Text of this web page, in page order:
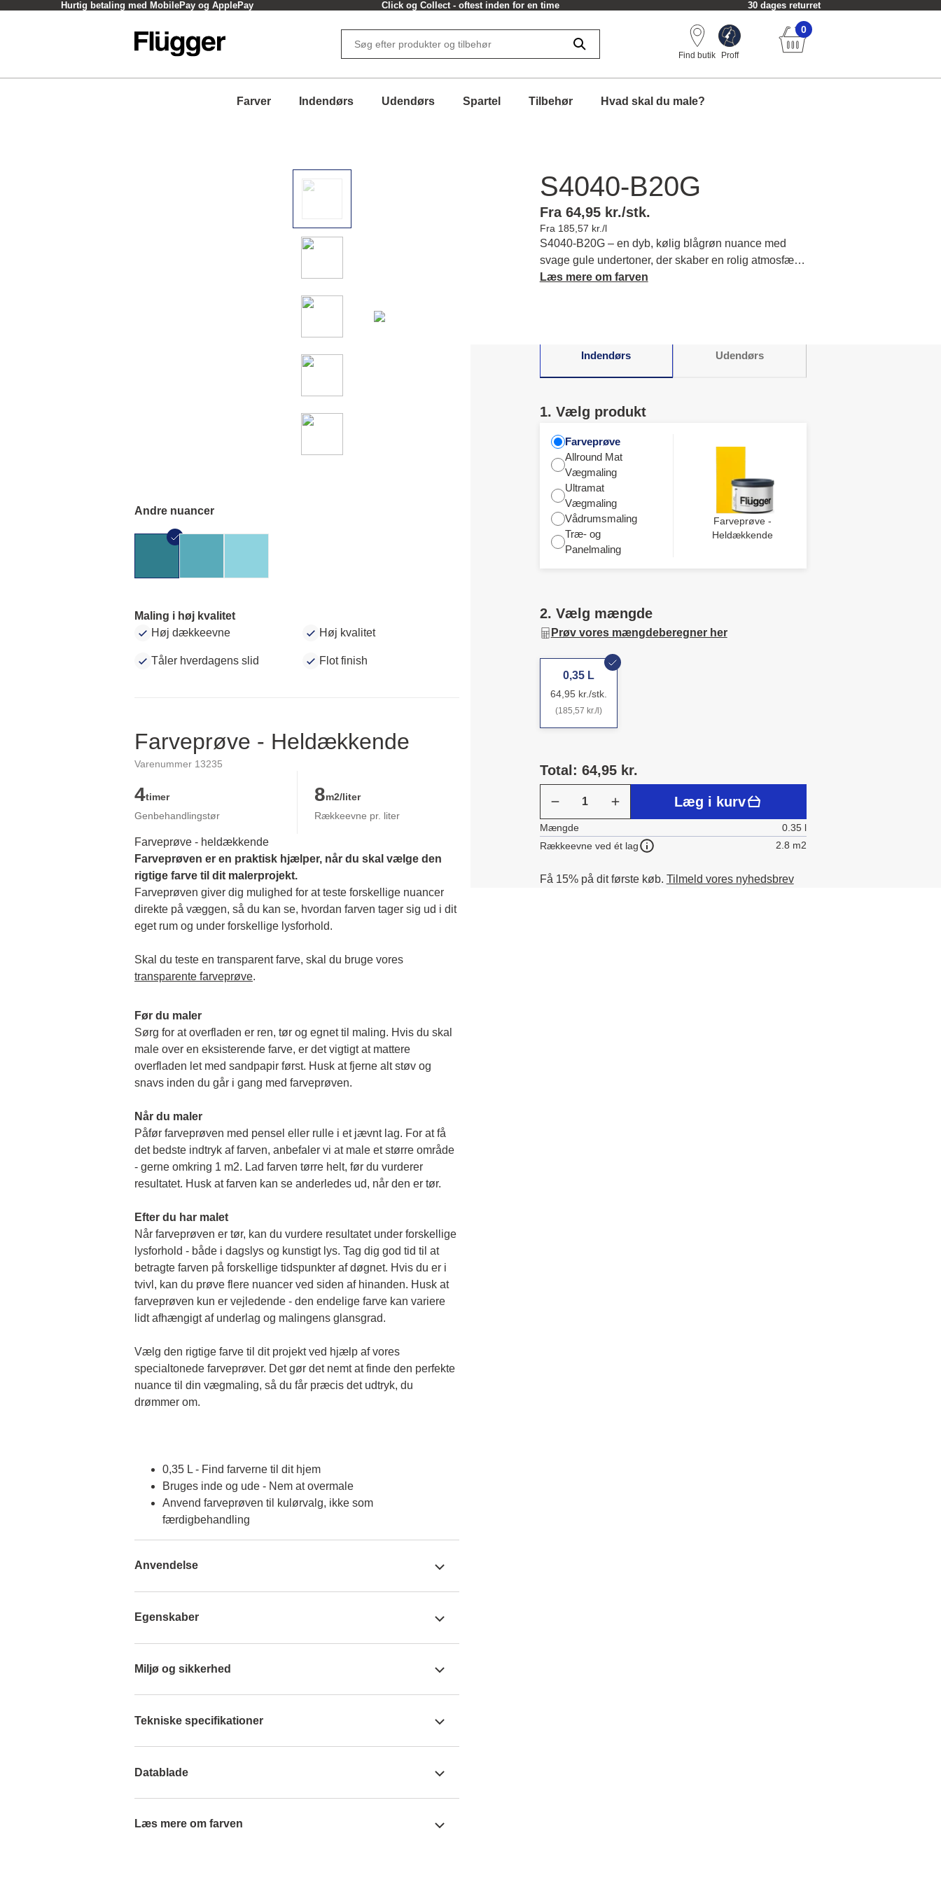
Hurtig betaling med MobilePay og ApplePay Click og Collect - oftest inden for en time 30 dages returret
Find butik Proff
0
Farver Indendørs Udendørs Spartel Tilbehør Hvad skal du male?
Andre nuancer
Maling i høj kvalitet
Høj dækkeevne
Høj kvalitet
Tåler hverdagens slid Flot finish
Farveprøve - Heldækkende
Varenummer 13235
4timer
Genbehandlingstør
8m2/liter
Rækkeevne pr. liter
Farveprøve - heldækkende
Farveprøven er en praktisk hjælper, når du skal vælge den
rigtige farve til dit malerprojekt.
Farveprøven giver dig mulighed for at teste forskellige nuancer
direkte på væggen, så du kan se, hvordan farven tager sig ud i dit
eget rum og under forskellige lysforhold.
transparente farveprøve.
Før du maler
Sørg for at overfladen er ren, tør og egnet til maling. Hvis du skal
male over en eksisterende farve, er det vigtigt at mattere
overfladen let med sandpapir først. Husk at fjerne alt støv og
snavs inden du går i gang med farveprøven.
Når du maler
Påfør farveprøven med pensel eller rulle i et jævnt lag. For at få
det bedste indtryk af farven, anbefaler vi at male et større område
- gerne omkring 1 m2. Lad farven tørre helt, før du vurderer
resultatet. Husk at farven kan se anderledes ud, når den er tør.
Efter du har malet
Når farveprøven er tør, kan du vurdere resultatet under forskellige
lysforhold - både i dagslys og kunstigt lys. Tag dig god tid til at
betragte farven på forskellige tidspunkter af døgnet. Hvis du er i
tvivl, kan du prøve flere nuancer ved siden af hinanden. Husk at
farveprøven kun er vejledende - den endelige farve kan variere
lidt afhængigt af underlag og malingens glansgrad.
Vælg den rigtige farve til dit projekt ved hjælp af vores
specialtonede farveprøver. Det gør det nemt at finde den perfekte
nuance til din vægmaling, så du får præcis det udtryk, du
drømmer om.
0,35 L - Find farverne til dit hjem
Bruges inde og ude - Nem at overmale
Anvend farveprøven til kulørvalg, ikke som
færdigbehandling
Anvendelse
Egenskaber
Miljø og sikkerhed
Tekniske specifikationer
Datablade
Læs mere om farven
S4040-B20G
Fra 64,95 kr./stk.
Fra 185,57 kr./l
S4040-B20G – en dyb, kølig blågrøn nuance med
svage gule undertoner, der skaber en rolig atmosfære
i dine rum. Læs mere om farvens karakter og
Læs mere om farven
Indendørs Udendørs
1. Vælg produkt
Farveprøve
Allround Mat
Vægmaling
Ultramat
Vægmaling
Vådrumsmaling
Træ- og
Panelmaling
Farveprøve -
Heldækkende
2. Vælg mængde
Prøv vores mængdeberegner her
0,35 L
64,95 kr./stk.
(185,57 kr./l)
Total: 64,95 kr.
Læg i kurv
Mængde
0.35 l
Rækkeevne ved ét lag
2.8 m2
Få 15% på dit første køb. Tilmeld vores nyhedsbrev